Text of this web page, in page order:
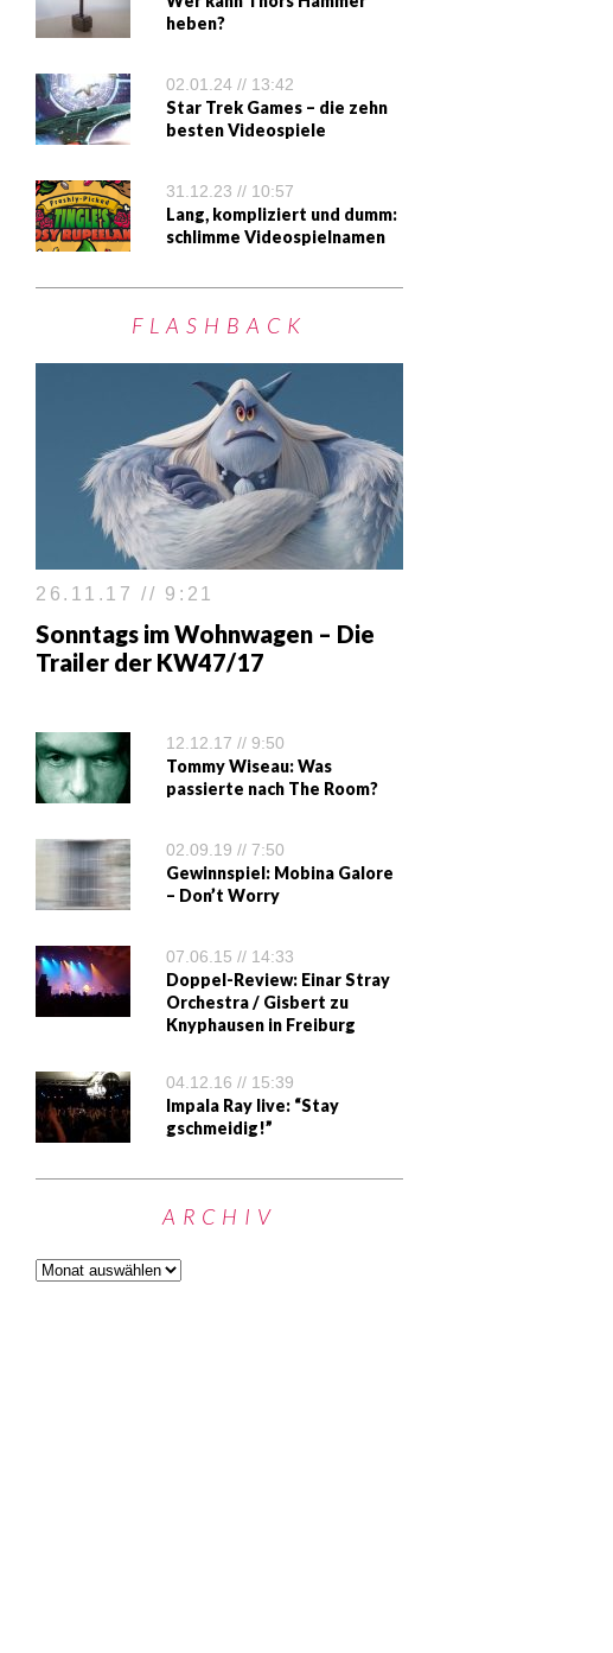
heben?
02.01.24 // 13:42
Star Trek Games – die zehn
besten Videospiele
31.12.23 // 10:57
Lang, kompliziert und dumm:
schlimme Videospielnamen
FLASHBACK
26.11.17 // 9:21
Sonntags im Wohnwagen – Die
Trailer der KW47/17
12.12.17 // 9:50
Tommy Wiseau: Was
passierte nach The Room?
02.09.19 // 7:50
Gewinnspiel: Mobina Galore
– Don’t Worry
07.06.15 // 14:33
Doppel-Review: Einar Stray
Orchestra / Gisbert zu
Knyphausen in Freiburg
04.12.16 // 15:39
Impala Ray live: “Stay
gschmeidig!”
ARCHIV